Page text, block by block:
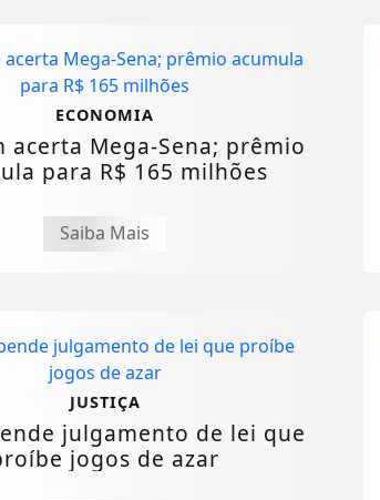
ECONOMIA
acerta Mega-Sena; prêmio
para R$ 165 milhões
Saiba Mais
JUSTIÇA
julgamento de lei que
jogos de azar